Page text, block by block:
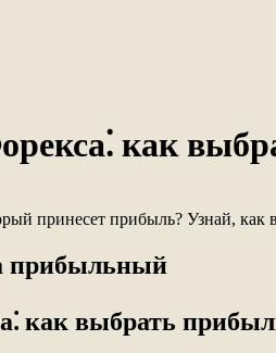
как
принесет прибыль? Узнай, как
прибыльный
как выбрать